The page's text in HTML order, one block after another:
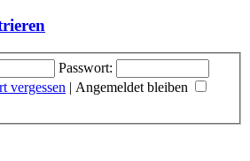
Passwort:
vergessen | Angemeldet bleiben